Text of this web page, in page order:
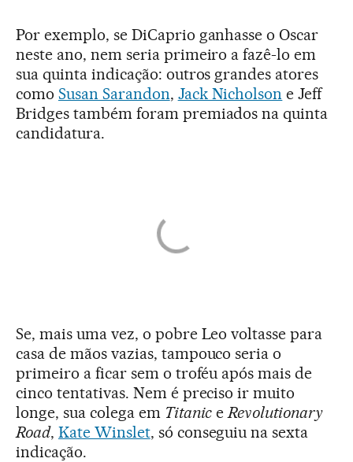
Por exemplo, se DiCaprio ganhasse o Oscar
neste ano, nem seria primeiro a fazê-lo em
sua quinta indicação: outros grandes atores
como Susan Sarandon, Jack Nicholson e Jeff
Bridges também foram premiados na quinta
candidatura.
Se, mais uma vez, o pobre Leo voltasse para
casa de mãos vazias, tampouco seria o
primeiro a ficar sem o troféu após mais de
cinco tentativas. Nem é preciso ir muito
longe, sua colega em Titanic eRevolutionary
Road, Kate Winslet, só conseguiu na sexta
indicação.